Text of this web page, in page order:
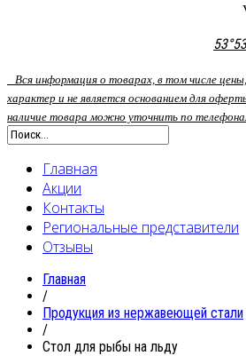
Вся информация о товарах, в том числе
характер и не является основанием для
наличие товара можно уточнить по
Главная
Акции
Контакты
Региональные представители
Отзывы
Главная
/
Продукция из нержавеющей стали
/
Стол для рыбы на льду